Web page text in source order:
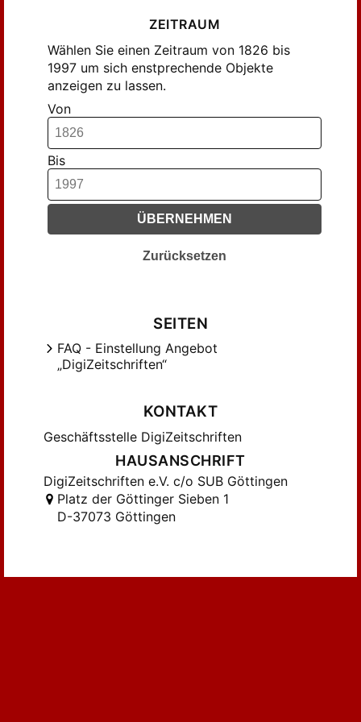
Gudermann, C. (1049)
Gundelfinger, S. (178)
Hamburger, M. (185)
Hauck, Guido (245)
Haupt, Otto (275)
Heine, E. (539)
Helmholtz, H. (189)
Helmholtz, H. von (165)
Hermite, Ch. (291)
Hesse, O. (252)
Hooley, Christopher (582)
Jacobi, C.G.J. (1873)
Joachimsthal, F. (206)
Jordan, Camille (282)
Jung, Heinrich (165)
Kiepert, L. (163)
ZEITRAUM
Wählen Sie einen Zeitraum von 1826 bis
1997 um sich enstprechende Objekte
anzeigen zu lassen.
Von
Bis
ÜBERNEHMEN
Zurücksetzen
SEITEN
FAQ - Einstellung Angebot
„DigiZeitschriften“
KONTAKT
Geschäftsstelle DigiZeitschriften
HAUSANSCHRIFT
DigiZeitschriften e.V. c/o SUB Göttingen
Platz der Göttinger Sieben 1
D-37073 Göttingen